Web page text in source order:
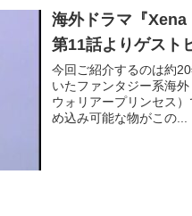
海外ドラマ『
第11話よりゲスト
今回ご紹介するのは約
いたファンタジー系海
ウォリアープリンセス）です。 ギリシャ語の字幕が入
め込み可能な物がこの...